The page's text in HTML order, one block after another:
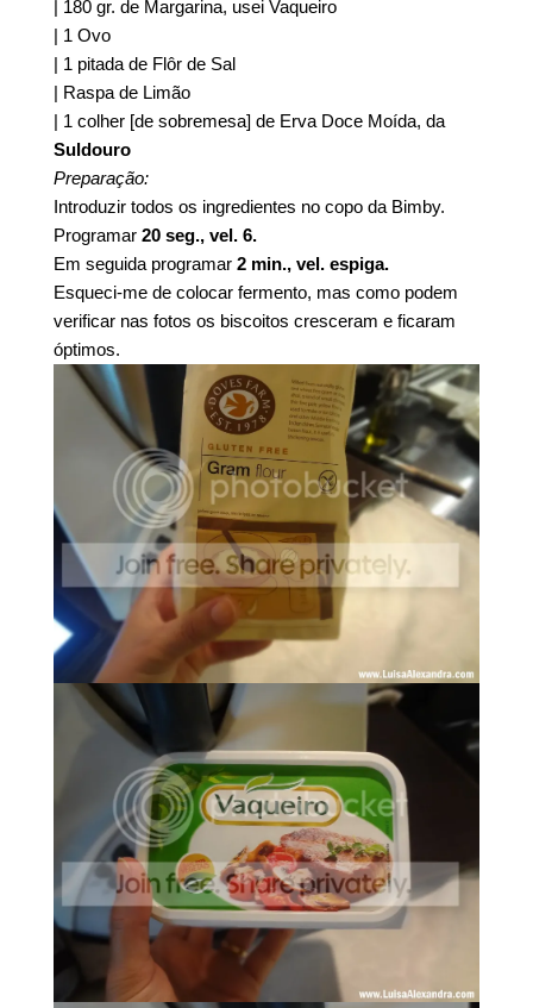
| 180 gr. de Margarina, usei Vaqueiro
| 1 Ovo
| 1 pitada de Flôr de Sal
| Raspa de Limão
| 1 colher [de sobremesa] de Erva Doce Moída, da
Suldouro
Preparação:
Introduzir todos os ingredientes no copo da Bimby.
Programar 20 seg., vel. 6.
Em seguida programar 2 min., vel. espiga.
Esqueci-me de colocar fermento, mas como podem
verificar nas fotos os biscoitos cresceram e ficaram
óptimos.